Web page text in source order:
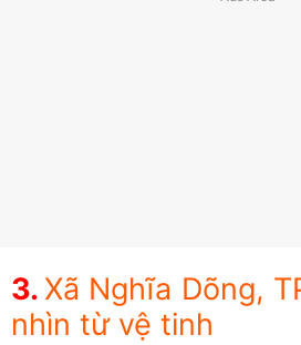
Xã Nghĩa Dõng,
nhìn từ vệ tinh